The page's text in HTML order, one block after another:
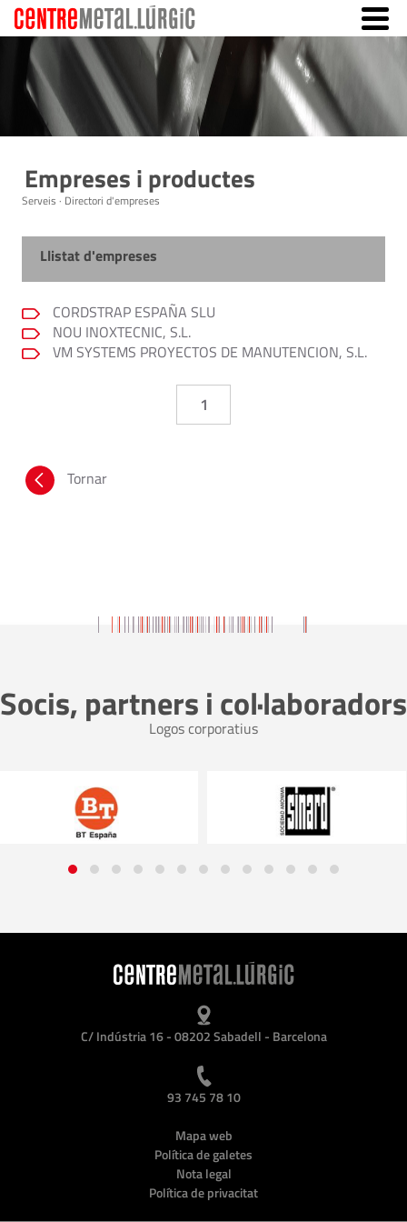
Empreses i productes
Serveis · Directori d'empreses
Llistat d'empreses
CORDSTRAP ESPAÑA SLU
NOU INOXTECNIC, S.L.
VM SYSTEMS PROYECTOS DE MANUTENCION, S.L.
1
Tornar
Socis, partners i col·laboradors
Logos corporatius
C/ Indústria 16 - 08202 Sabadell - Barcelona
93 745 78 10
Mapa web
Política de galetes
Nota legal
Política de privacitat